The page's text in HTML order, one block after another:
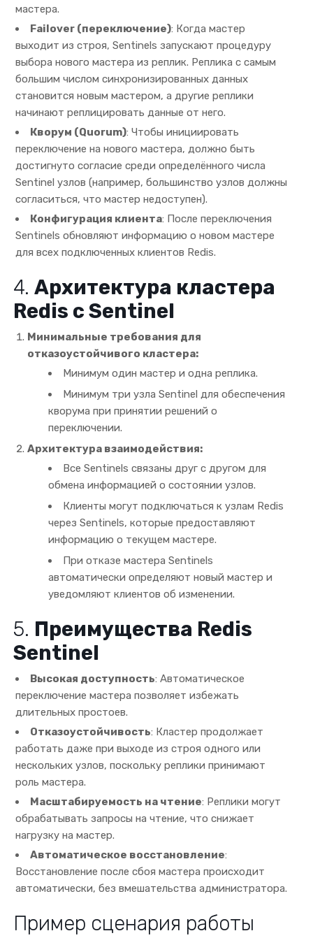
мастера.
Failover (переключение): Когда мастер
выходит из строя, Sentinels запускают процедуру
выбора нового мастера из реплик. Реплика с самым
большим числом синхронизированных данных
становится новым мастером, а другие реплики
начинают реплицировать данные от него.
Кворум (Quorum): Чтобы инициировать
переключение на нового мастера, должно быть
достигнуто согласие среди определённого числа
Sentinel узлов (например, большинство узлов должны
согласиться, что мастер недоступен).
Конфигурация клиента: После переключения
Sentinels обновляют информацию о новом мастере
для всех подключенных клиентов Redis.
4.Архитектура кластера
Redis с Sentinel
Минимальные требования для
отказоустойчивого кластера:
Минимум один мастер и одна реплика.
Минимум три узла Sentinel для обеспечения
кворума при принятии решений о
переключении.
Архитектура взаимодействия:
Все Sentinels связаны друг с другом для
обмена информацией о состоянии узлов.
Клиенты могут подключаться к узлам Redis
через Sentinels, которые предоставляют
информацию о текущем мастере.
При отказе мастера Sentinels
автоматически определяют новый мастер и
уведомляют клиентов об изменении.
5. Преимущества Redis
Sentinel
Высокая доступность: Автоматическое
переключение мастера позволяет избежать
длительных простоев.
Отказоустойчивость: Кластер продолжает
работать даже при выходе из строя одного или
нескольких узлов, поскольку реплики принимают
роль мастера.
Масштабируемость на чтение: Реплики могут
обрабатывать запросы на чтение, что снижает
нагрузку на мастер.
Автоматическое восстановление:
Восстановление после сбоя мастера происходит
автоматически, без вмешательства администратора.
Пример сценария работы